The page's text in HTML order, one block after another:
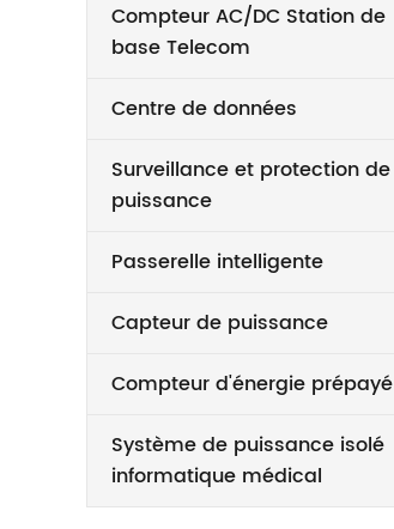
Compteur AC/DC Station de
base Telecom
Centre de données
Surveillance et protection de
puissance
Passerelle intelligente
Capteur de puissance
Compteur d'énergie prépayé
Système de puissance isolé
informatique médical